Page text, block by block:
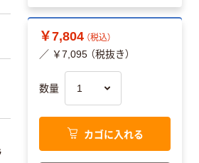
￥7,804 （税込）
／ ￥7,095 （税抜き）
数量
カゴに入れる